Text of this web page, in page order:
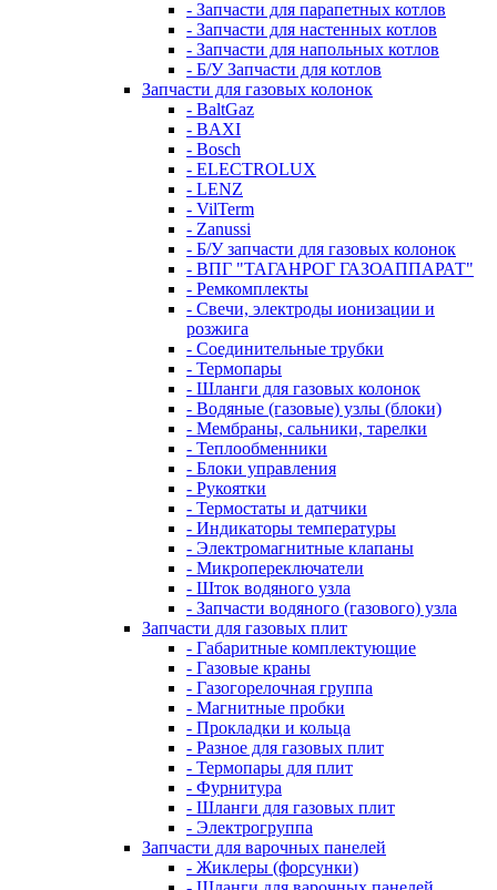
- Запчасти для парапетных котлов
- Запчасти для настенных котлов
- Запчасти для напольных котлов
- Б/У Запчасти для котлов
Запчасти для газовых колонок
- BaltGaz
- BAXI
- Bosch
- ELECTROLUX
- LENZ
- VilTerm
- Zanussi
- Б/У запчасти для газовых колонок
- ВПГ "ТАГАНРОГ ГАЗОАППАРАТ"
- Ремкомплекты
- Свечи, электроды ионизации и
розжига
- Соединительные трубки
- Термопары
- Шланги для газовых колонок
- Водяные (газовые) узлы (блоки)
- Мембраны, сальники, тарелки
- Теплообменники
- Блоки управления
- Рукоятки
- Термостаты и датчики
- Индикаторы температуры
- Электромагнитные клапаны
- Микропереключатели
- Шток водяного узла
- Запчасти водяного (газового) узла
Запчасти для газовых плит
- Габаритные комплектующие
- Газовые краны
- Газогорелочная группа
- Магнитные пробки
- Прокладки и кольца
- Разное для газовых плит
- Термопары для плит
- Фурнитура
- Шланги для газовых плит
- Электрогруппа
Запчасти для варочных панелей
- Жиклеры (форсунки)